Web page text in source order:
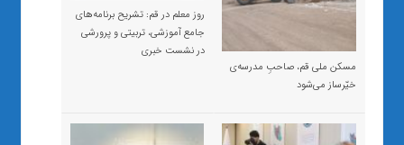
مسکن ملی قم، صاحبِ مدرسه‌ی
خیّرساز می‌شود
روز معلم در قم: تشریح برنامه‌های
جامع آموزشی، تربیتی و پرورشی
در نشست خبری